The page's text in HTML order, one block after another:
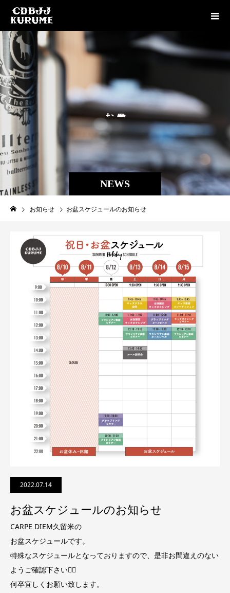
NEWS
け
し
ま
お知らせ お盆スケジュールのお知らせ
2022.07.14
お盆スケジュールのお知らせ
CARPE DIEM久留米の
お盆スケジュールです。
特殊なスケジュールとなっておりますので、是非お間違えのない
ようご確認下さい🙇‍♂️
何卒宜しくお願い致します。